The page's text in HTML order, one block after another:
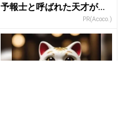
予報士と呼ばれた天才が暴
PR(Acoco.)